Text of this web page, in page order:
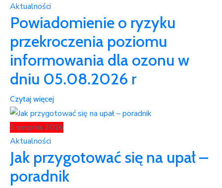
Aktualności
Powiadomienie o ryzyku
przekroczenia poziomu
informowania dla ozonu w
dniu 05.08.2026 r
Czytaj więcej
5 sierpnia 2026
Aktualności
Jak przygotować się na upał –
poradnik